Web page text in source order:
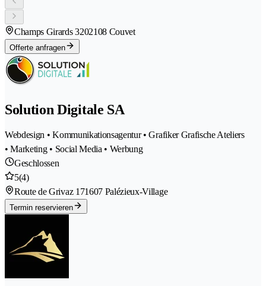
Champs Girards 3202108 Couvet
Offerte anfragen
Solution Digitale SA
Webdesign • Kommunikationsagentur • Grafiker Grafische Ateliers
• Marketing • Social Media • Werbung
Geschlossen
5(4)
Route de Grivaz 171607 Palézieux-Village
Termin reservieren